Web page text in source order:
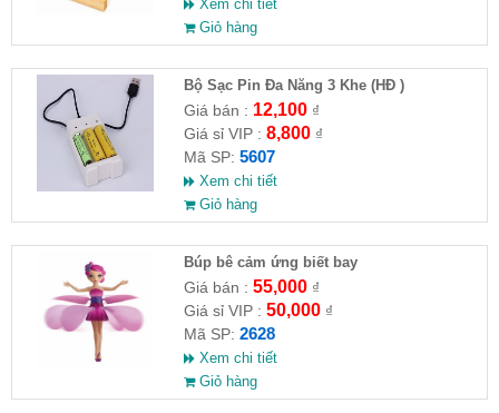
Xem chi tiết
Giỏ hàng
Bộ Sạc Pin Đa Năng 3 Khe (HĐ )
Giá bán : 12,100₫
Giá sỉ VIP : 8,800₫
Mã SP: 5607
Xem chi tiết
Giỏ hàng
​Búp bê cảm ứng biết bay
Giá bán : 55,000₫
Giá sỉ VIP : 50,000₫
Mã SP: 2628
Xem chi tiết
Giỏ hàng